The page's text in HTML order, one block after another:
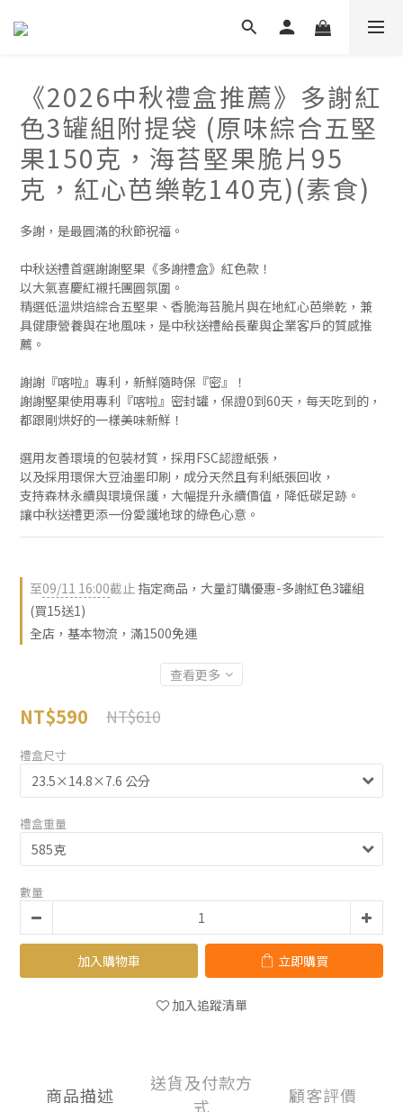
《2026中秋禮盒推薦》多謝紅
色3罐組附提袋 (原味綜合五堅
果150克，海苔堅果脆片95
克，紅心芭樂乾140克)(素食)
多謝，是最圓滿的秋節祝福。
中秋送禮首選謝謝堅果《多謝禮盒》紅色款！
以大氣喜慶紅襯托團圓氛圍。
精選低溫烘焙綜合五堅果、香脆海苔脆片與在地紅心芭樂乾，兼
具健康營養與在地風味，是中秋送禮給長輩與企業客戶的質感推
薦。
謝謝『喀啦』專利，新鮮隨時保『密』！
謝謝堅果使用專利『喀啦』密封罐，保證0到60天，每天吃到的，
都跟剛烘好的一樣美味新鮮！
選用友善環境的包裝材質，採用FSC認證紙張，
以及採用環保大豆油墨印刷，成分天然且有利紙張回收，
支持森林永續與環境保護，大幅提升永續價值，降低碳足跡。
讓中秋送禮更添一份愛護地球的綠色心意。
至09/11 16:00截止 指定商品，大量訂購優惠-多謝紅色3罐組
(買15送1)
全店，基本物流，滿1500免運
查看更多
NT$590 NT$610
禮盒尺寸
禮盒重量
數量
加入購物車 立即購買
加入追蹤清單
商品描述
送貨及付款方
式
顧客評價